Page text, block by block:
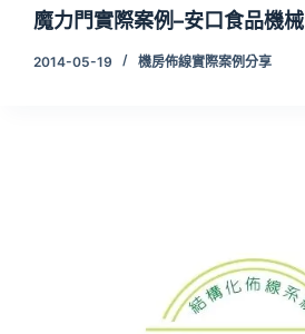
魔力門實際案例–安口食品機械
2014-05-19 機房佈線實際案例分享